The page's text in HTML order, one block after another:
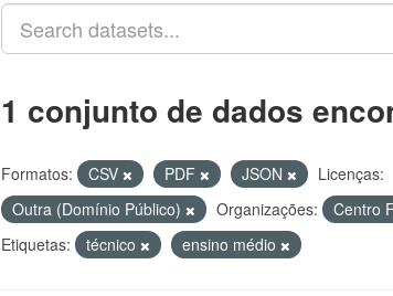
1 conjunto de dados
Formatos: CSV PDF JSON
Licenças:
Outra (Domínio Público)
Organizações:
Centro
Etiquetas:
técnico ensino médio